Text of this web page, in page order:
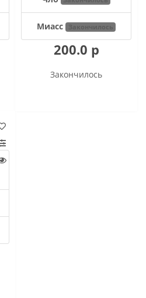
Миасс Закончилось
200.0 р
Закончилось